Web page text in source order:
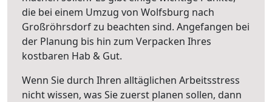
die bei einem Umzug von Wolfsburg nach
Großröhrsdorf zu beachten sind. Angefangen bei
der Planung bis hin zum Verpacken Ihres
kostbaren Hab & Gut.
Wenn Sie durch Ihren alltäglichen Arbeitsstress
nicht wissen, was Sie zuerst planen sollen, dann